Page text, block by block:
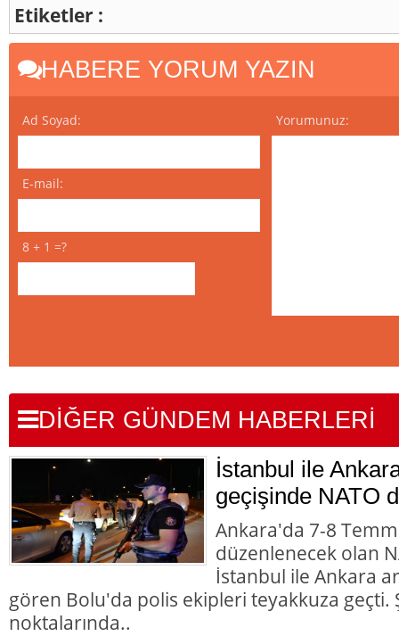
Etiketler :
HABERE YORUM YAZIN
Ad Soyad:
E-mail:
8 + 1 =?
Yorumunuz:
DİĞER GÜNDEM HABERLERİ
İstanbul ile
geçişinde NATO
Ankara'da 7-8
düzenlenecek olan
İstanbul ile Ankara
gören Bolu'da polis ekipleri teyakkuza geçti.
noktalarında..